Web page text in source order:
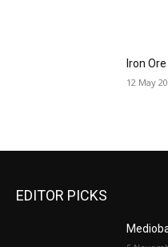
Iron
12 May
EDITOR PICKS